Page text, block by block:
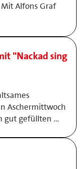
Alfons Graf
"Nackad sing
Aschermittwoch
gut gefüllten …